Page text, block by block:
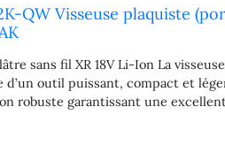
QW Visseuse plaquiste
sans fil XR 18V Li-Ion La
outil puissant, compact et
robuste garantissant une
compact et son faible poids en